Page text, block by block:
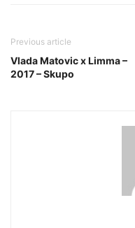
Previous article
Vlada Matovic x Limma –
2017 – Skupo